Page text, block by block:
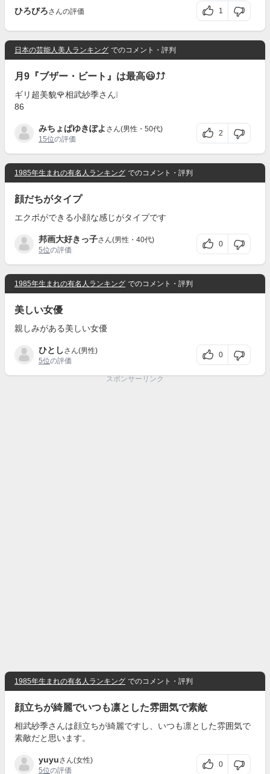
ひろびろさんの評価 1
日本の芸能人美人ランキング でのコメント・評判
月9『ブザー・ビート』は最高😃⤴️⤴️
ギリ超美貌🌹相武紗季さん❕
86
みちょぱゆきぽよ さん(男性・50代)
15位の評価
2
1985年生まれの有名人ランキング でのコメント・評判
顔だちがタイプ
エクボができる小顔な感じがタイプです
邦画大好きっ子さん(男性・40代)
5位の評価
0
1985年生まれの有名人ランキング でのコメント・評判
美しい女優
親しみがある美しい女優
ひとしさん(男性)
5位の評価
0
スポンサーリンク
1985年生まれの有名人ランキング でのコメント・評判
顔立ちが綺麗でいつも凛とした雰囲気で素敵
相武紗季さんは顔立ちが綺麗ですし、いつも凛とした雰囲気で
素敵だと思います。
yuyuさん(女性)
5位の評価
0